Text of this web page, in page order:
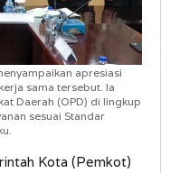
apresiasi
sama tersebut. Ia
Daerah (OPD) di lingkup
sesuai Standar
Kota (Pemkot)